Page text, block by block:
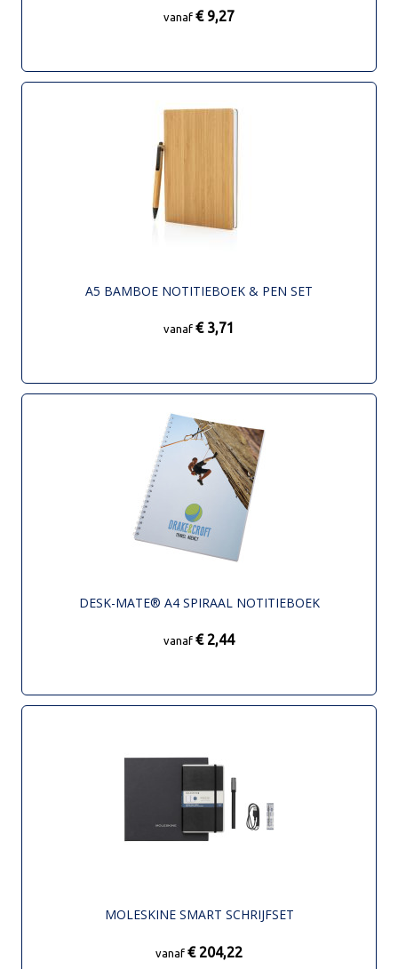
vanaf € 9,27
A5 BAMBOE NOTITIEBOEK & PEN SET
vanaf € 3,71
DESK-MATE® A4 SPIRAAL NOTITIEBOEK
vanaf € 2,44
MOLESKINE SMART SCHRIJFSET
vanaf € 204,22